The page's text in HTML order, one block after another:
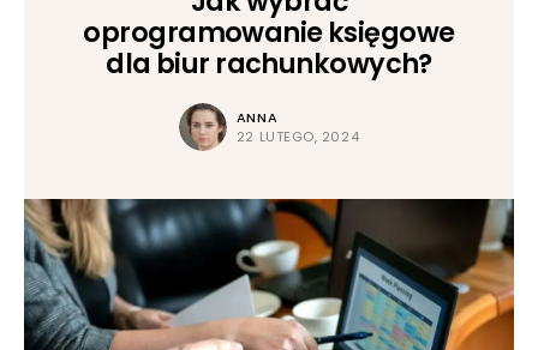
oprogramowanie księgowe
dla biur rachunkowych?
ANNA
22 LUTEGO, 2024